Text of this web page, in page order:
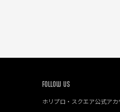
FOLLOW US
ホリプロ・スクエア公式アカ